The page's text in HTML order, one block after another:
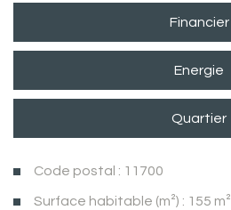
Financier
Energie
Quartier
Code postal : 11700
Surface habitable (m²) : 155 m²